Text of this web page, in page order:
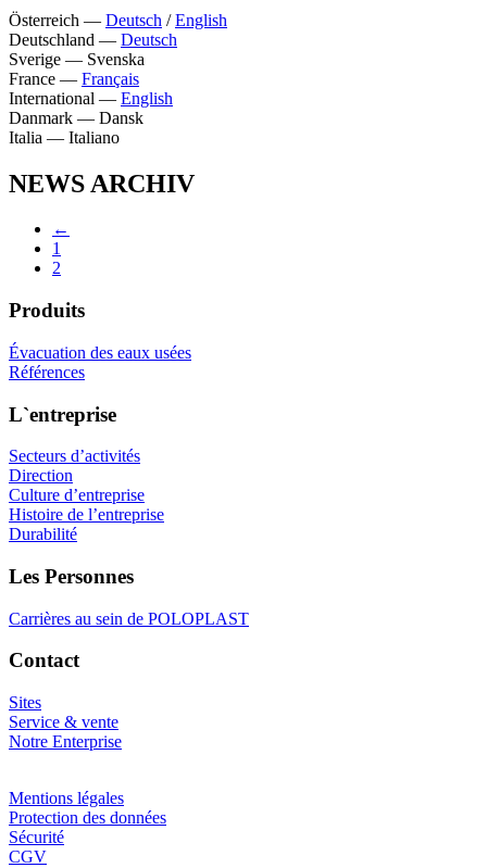
Österreich — Deutsch /English
Deutschland — Deutsch
Sverige — Svenska
France — Français
International — English
Danmark — Dansk
Italia — Italiano
NEWS ARCHIV
←
1
2
Produits
Évacuation des eaux usées
Références
L`entreprise
Secteurs d’activités
Direction
Culture d’entreprise
Histoire de l’entreprise
Durabilité
Les Personnes
Carrières au sein de POLOPLAST
Contact
Sites
Service & vente
Notre Enterprise
Mentions légales
Protection des données
Sécurité
CGV